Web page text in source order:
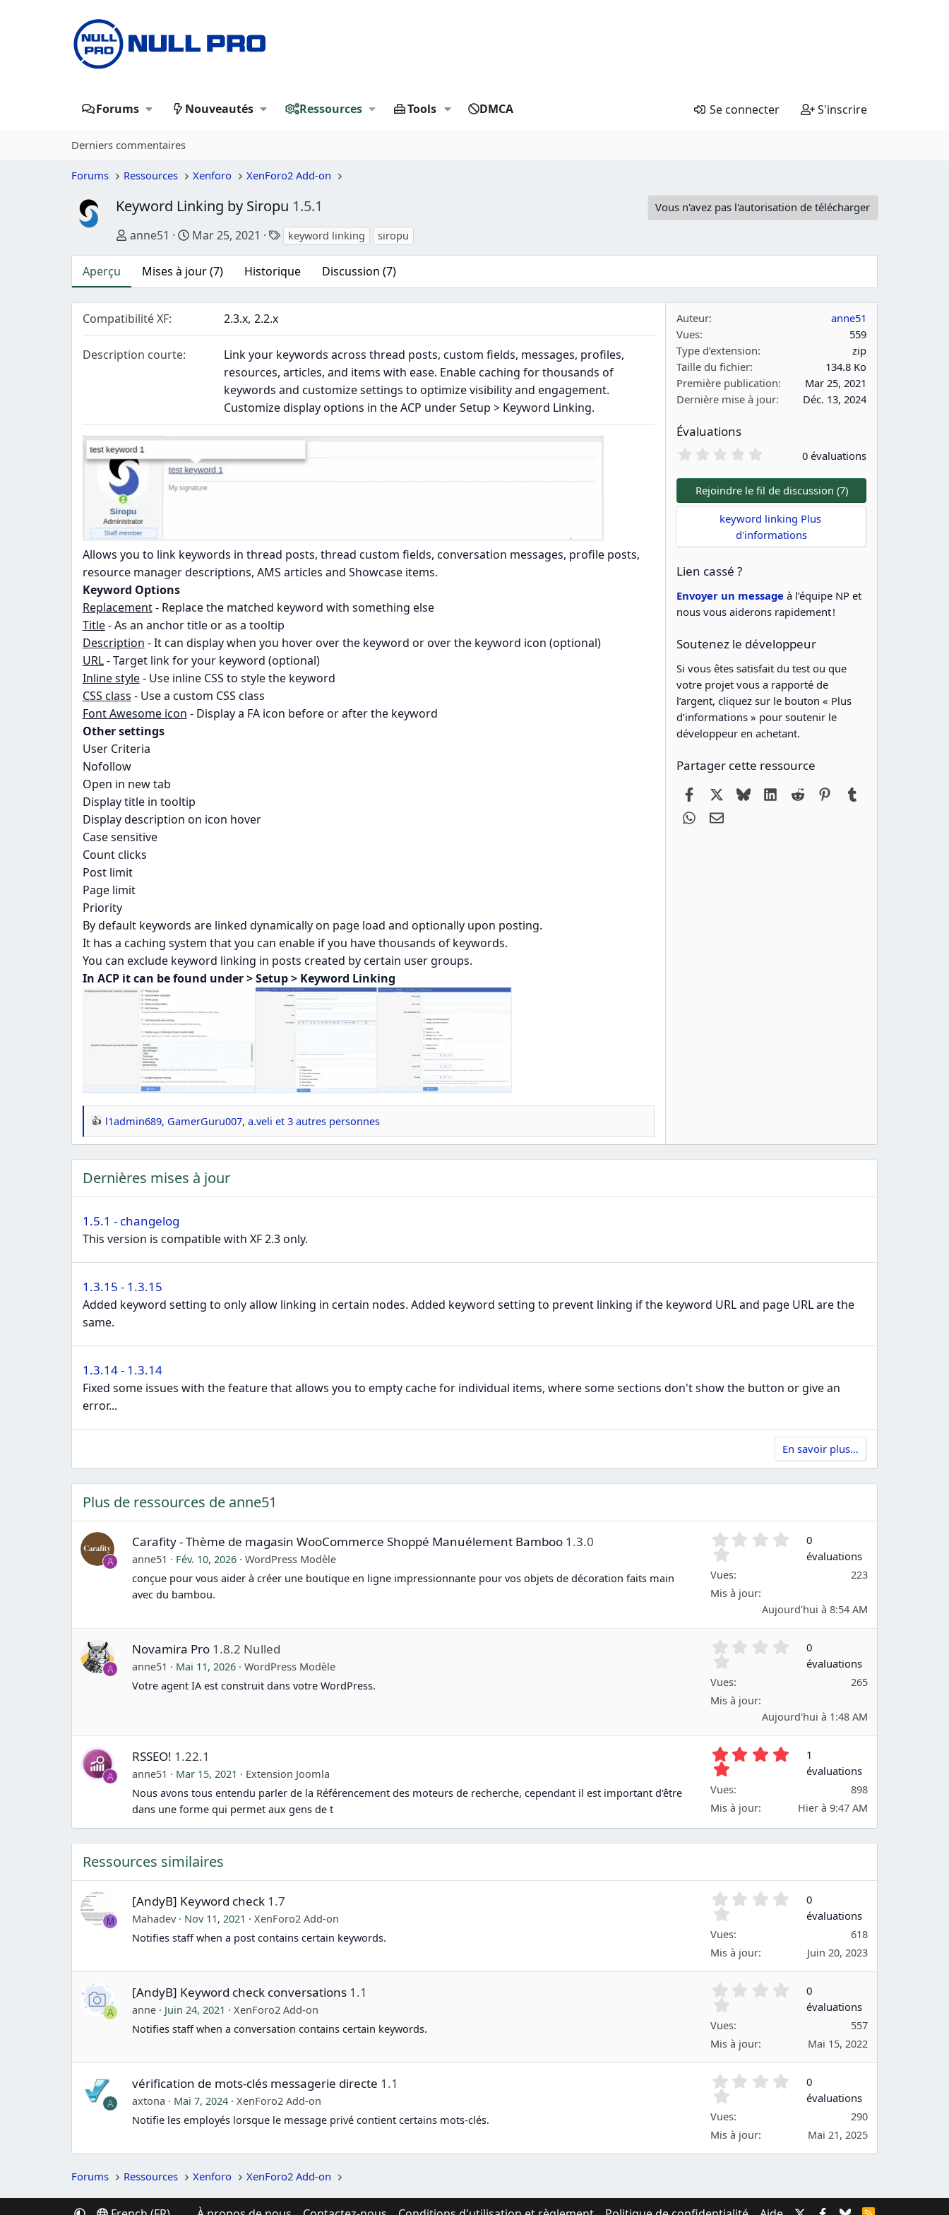
Forums Nouveautés Ressources Tools DMCA Se connecter S'inscrire
Derniers commentaires
Forums Ressources Xenforo XenForo2 Add-on
Keyword Linking by Siropu 1.5.1 Vous n'avez pas l'autorisation de télécharger
Auteur
anne51 Date de création
Mar 25, 2021 Mots-clés
keyword linking siropu
Aperçu Mises à jour (7) Historique Discussion (7)
Compatibilité XF 2.3.x 2.2.x
Description courte
Link your keywords across thread posts, custom fields, messages, profiles,
resources, articles, and items with ease. Enable caching for thousands of
keywords and customize settings to optimize visibility and engagement.
Customize display options in the ACP under Setup > Keyword Linking.
Allows you to link keywords in thread posts, thread custom fields, conversation messages, profile posts,
resource manager descriptions, AMS articles and Showcase items.
Keyword Options
Replacement- Replace the matched keyword with something else
Title- As an anchor title or as a tooltip
Description - It can display when you hover over the keyword or over the keyword icon (optional)
URL- Target link for your keyword (optional)
Inline style- Use inline CSS to style the keyword
CSS class - Use a custom CSS class
Font Awesome icon - Display a FA icon before or after the keyword
Other settings
User Criteria
Nofollow
Open in new tab
Display title in tooltip
Display description on icon hover
Case sensitive
Count clicks
Post limit
Page limit
Priority
By default keywords are linked dynamically on page load and optionally upon posting.
It has a caching system that you can enable if you have thousands of keywords.
You can exclude keyword linking in posts created by certain user groups.
In ACP it can be found under > Setup > Keyword Linking
R
é
a
c
t
o
n
l1admin689, GamerGuru007, a.veli et 3 autres personnes
Auteur
anne51
Vues
559
Type d’extension
zip
Taille du fichier
134.8 Ko
Première publication
Mar 25, 2021
Dernière mise à jour
Déc. 13, 2024
Évaluations
0
0
é
t
o
i
l
)
0 évaluations
Rejoindre le fil de discussion (7)
keyword linking Plus
d'informations
Lien cassé ?
Envoyer un message à l’équipe NP et
nous vous aiderons rapidement !
Soutenez le développeur
Si vous êtes satisfait du test ou que
votre projet vous a rapporté de
l’argent, cliquez sur le bouton « Plus
d’informations » pour soutenir le
développeur en achetant.
Partager cette ressource
FacebookBlueskyLinkedIn
Reddit Pinterest
WhatsApp
Email
Dernières mises à jour
1.5.1 - changelog
This version is compatible with XF 2.3 only.
1.3.15 - 1.3.15
Added keyword setting to only allow linking in certain nodes. Added keyword setting to prevent linking if the keyword URL and page URL are the
same.
1.3.14 - 1.3.14
Fixed some issues with the feature that allows you to empty cache for individual items, where some sections don't show the button or give an
error...
En savoir plus…
Plus de ressources de anne51
A
Carafity - Thème de magasin WooCommerce Shoppé Manuélement Bamboo 1.3.0
anne51 Fév. 10, 2026
WordPress Modèle
conçue pour vous aider à créer une boutique en ligne impressionnante pour vos objets de décoration faits main
avec du bambou.
t
o
0
évaluations
Vues
223
Mis à jour
Aujourd'hui à 8:54 AM
A
Novamira Pro 1.8.2 Nulled
anne51 Mai 11, 2026
WordPress Modèle
Votre agent IA est construit dans votre WordPress.
t
0
évaluations
Vues
265
Mis à jour
Aujourd'hui à 1:48 AM
A
RSSEO! 1.22.1
anne51 Mar 15, 2021
Extension Joomla
Nous avons tous entendu parler de la Référencement des moteurs de recherche, cependant il est important d'être
dans une forme qui permet aux gens de t
t
e
1
évaluations
Vues
898
Mis à jour
Hier à 9:47 AM
Ressources similaires
M
[AndyB] Keyword check 1.7
Mahadev Nov 11, 2021
XenForo2 Add-on
Notifies staff when a post contains certain keywords.
t
)
0
évaluations
Vues
618
Mis à jour
Juin 20, 2023
A
[AndyB] Keyword check conversations 1.1
anne Juin 24, 2021
XenForo2 Add-on
Notifies staff when a conversation contains certain keywords.
t
)
0
évaluations
Vues
557
Mis à jour
Mai 15, 2022
A
vérification de mots-clés messagerie directe 1.1
axtona Mai 7, 2024
XenForo2 Add-on
Notifie les employés lorsque le message privé contient certains mots-clés.
t
l
e
0
évaluations
Vues
290
Mis à jour
Mai 21, 2025
Forums Ressources Xenforo XenForo2 Add-on